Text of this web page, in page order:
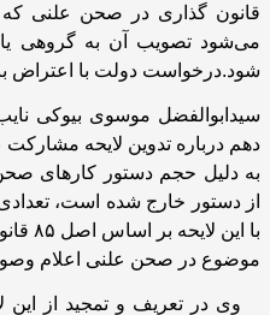
قانون گذاری در صحن علنی که
می‌شود تصویب آن به گروهی
شود.درخو ست دولت با اعتراض
سیدابوالفضل موسوی بیوکی
دهم درباره تدوین لایحه
به دلیل حجم دستور کارهای
از دستور خارج شده است،
با این لایحه بر اساس اصل ۸۵
موضوع در صحن علنی اعلام
وی در تعریف و تمجید از این